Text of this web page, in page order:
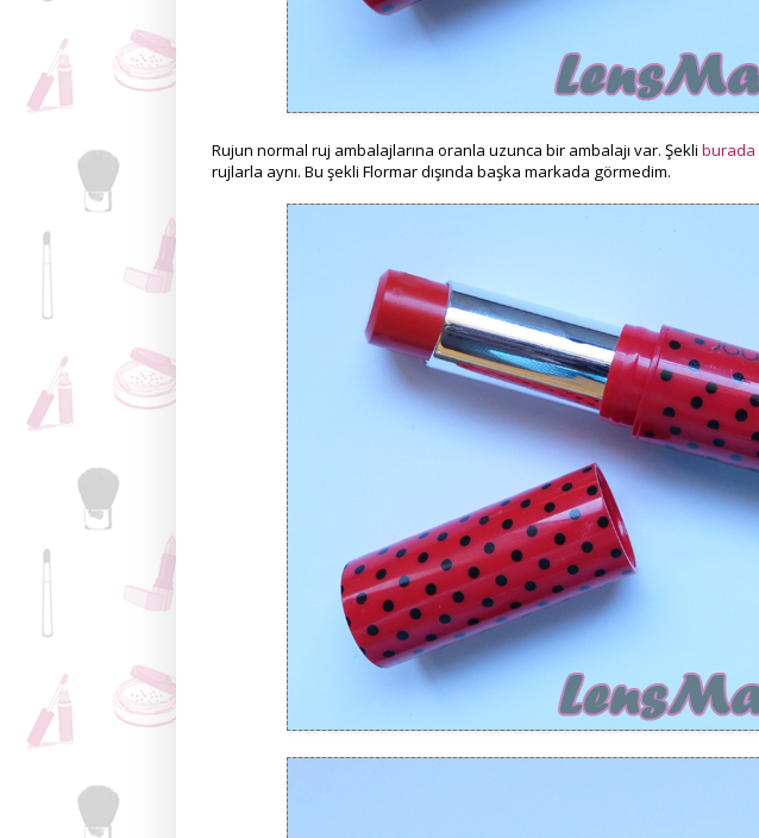
Rujun normal ruj ambalajlarına oranla uzunca bir ambalajı var. Şekli burada
rujlarla aynı. Bu şekli Flormar dışında başka markada görmedim.